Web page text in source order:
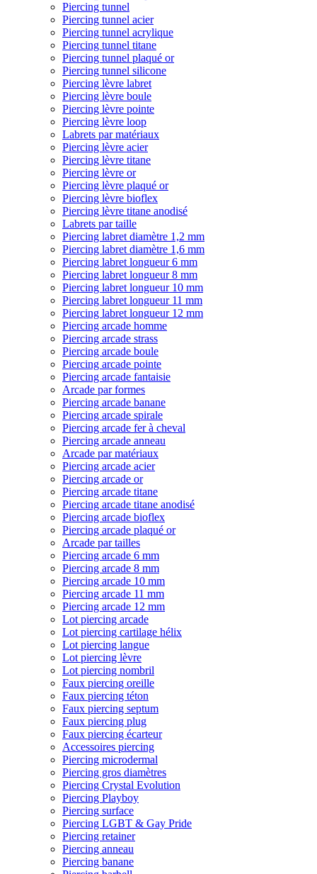
Piercing tunnel
Piercing tunnel acier
Piercing tunnel acrylique
Piercing tunnel titane
Piercing tunnel plaqué or
Piercing tunnel silicone
Piercing lèvre labret
Piercing lèvre boule
Piercing lèvre pointe
Piercing lèvre loop
Labrets par matériaux
Piercing lèvre acier
Piercing lèvre titane
Piercing lèvre or
Piercing lèvre plaqué or
Piercing lèvre bioflex
Piercing lèvre titane anodisé
Labrets par taille
Piercing labret diamètre 1,2 mm
Piercing labret diamètre 1,6 mm
Piercing labret longueur 6 mm
Piercing labret longueur 8 mm
Piercing labret longueur 10 mm
Piercing labret longueur 11 mm
Piercing labret longueur 12 mm
Piercing arcade homme
Piercing arcade strass
Piercing arcade boule
Piercing arcade pointe
Piercing arcade fantaisie
Arcade par formes
Piercing arcade banane
Piercing arcade spirale
Piercing arcade fer à cheval
Piercing arcade anneau
Arcade par matériaux
Piercing arcade acier
Piercing arcade or
Piercing arcade titane
Piercing arcade titane anodisé
Piercing arcade bioflex
Piercing arcade plaqué or
Arcade par tailles
Piercing arcade 6 mm
Piercing arcade 8 mm
Piercing arcade 10 mm
Piercing arcade 11 mm
Piercing arcade 12 mm
Lot piercing arcade
Lot piercing cartilage hélix
Lot piercing langue
Lot piercing lèvre
Lot piercing nombril
Faux piercing oreille
Faux piercing téton
Faux piercing septum
Faux piercing plug
Faux piercing écarteur
Accessoires piercing
Piercing microdermal
Piercing gros diamètres
Piercing Crystal Evolution
Piercing Playboy
Piercing surface
Piercing LGBT & Gay Pride
Piercing retainer
Piercing anneau
Piercing banane